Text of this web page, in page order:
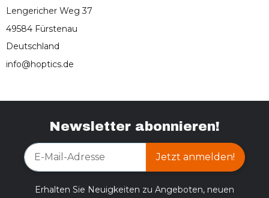
Lengericher Weg 37
49584 Fürstenau
Deutschland
info@hoptics.de
Newsletter abonnieren!
Jetzt anmelden!
Erhalten Sie Neuigkeiten zu Angeboten, neuen